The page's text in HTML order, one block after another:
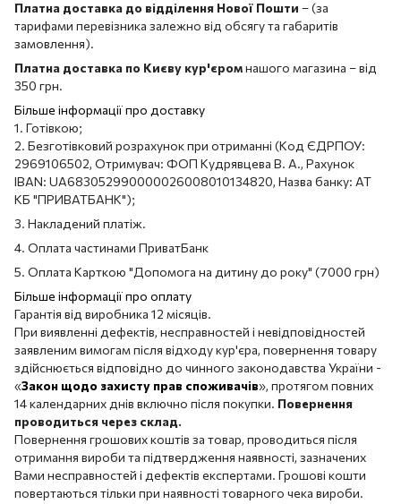
Платна доставка до відділення Нової Пошти – (за
тарифами перевізника залежно від обсягу та габаритів
замовлення).
Платна доставка по Києву кур'єромнашого магазина – від
350 грн.
Більше інформації про доставку
1. Готівкою;
2. Безготівковий розрахунок при отриманні (Код ЄДРПОУ:
2969106502, Отримувач: ФОП Кудрявцева В. А., Рахунок
IBAN: UA683052990000026008010134820, Назва банку: АТ
КБ "ПРИВАТБАНК");
3. Накладений платіж.
4. Оплата частинами ПриватБанк
5. Оплата Карткою "Допомога на дитину до року" (7000 грн)
Більше інформації про оплату
Гарантія від виробника 12 місяців.
При виявленні дефектів, несправностей і невідповідностей
заявленим вимогам після відходу кур'єра, повернення товару
здійснюється відповідно до чинного законодавства України -
«Закон щодо захисту прав споживачів», протягом повних
14 календарних днів включно після покупки. Повернення
проводиться через склад.
Повернення грошових коштів за товар, проводиться після
отримання вироби та підтвердження наявності, зазначених
Вами несправностей і дефектів експертами. Грошові кошти
повертаються тільки при наявності товарного чека вироби.